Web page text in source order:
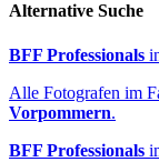
Alternative Suche
BFF Professionals
Alle Fotografen im
Vorpommern.
BFF Professionals